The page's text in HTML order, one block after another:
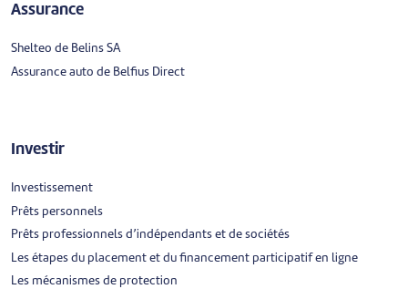
Assurance
Shelteo de Belins SA
Assurance auto de Belfius Direct
Investir
Investissement
Prêts personnels
Prêts professionnels d’indépendants et de sociétés
Les étapes du placement et du financement participatif en ligne
Les mécanismes de protection